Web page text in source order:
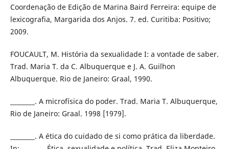
Coordenação de Edição de Marina Baird Ferreira: equipe de
lexicografia, Margarida dos Anjos. 7. ed. Curitiba: Positivo;
2009.
FOUCAULT, M. História da sexualidade I: a vontade de saber.
Trad. Maria T. da C. Albuquerque e J. A. Guilhon
Albuquerque. Rio de Janeiro: Graal, 1990.
________. A microfísica do poder. Trad. Maria T. Albuquerque,
Rio de Janeiro: Graal. 1998 [1979].
________. A ética do cuidado de si como prática da liberdade.